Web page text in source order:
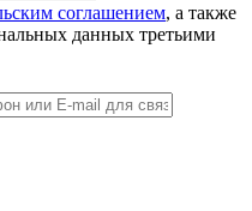
соглашением, а также
данных третьими